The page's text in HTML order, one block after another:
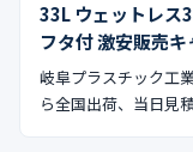
33L ウェットレス
フタ付 激安販売
岐阜プラスチック工
ら全国出荷、当日見